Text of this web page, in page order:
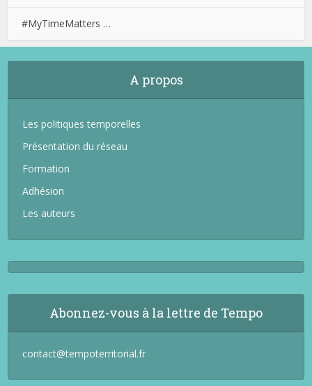
#MyTimeMatters …
A propos
Les politiques temporelles
Présentation du réseau
Formation
Adhésion
Les auteurs
Abonnez-vous à la lettre de Tempo
contact@tempoterritorial.fr